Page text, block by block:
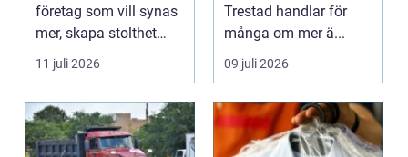
företag som vill synas
mer, skapa stolthet
inte...
11 juli 2026
Trestad handlar för
många om mer ä...
09 juli 2026